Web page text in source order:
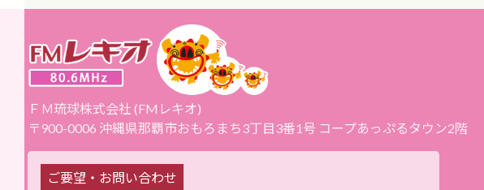
ＦＭ琉球株式会社 (FMレキオ)
〒900-0006 沖縄県那覇市おもろまち3丁目3番1号 コープあっぷるタウン2階
ご要望・お問い合わせ